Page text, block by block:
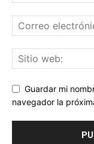
Guardar mi
navegador la